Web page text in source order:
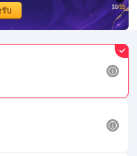
รับ $0/$5